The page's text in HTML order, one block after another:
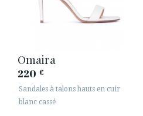
Omaira
220 €
Sandales à talons hauts en cuir
blanc cassé